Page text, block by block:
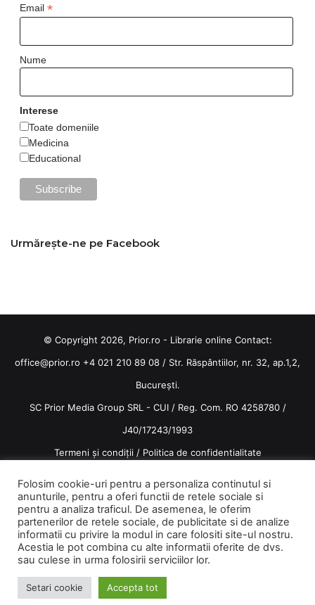
Email *
Nume
Interese
Toate domeniile
Medicina
Educational
Urmărește-ne pe Facebook
© Copyright 2026, Prior.ro - Librarie online Contact:
office@prior.ro +4 021 210 89 08 / Str. Răspântiilor, nr. 32, ap.1,2,
București.
SC Prior Media Group SRL - CUI / Reg. Com. RO 4258780 /
J40/17243/1993
Termeni și condiții/ Politica de confidentialitate
FacebookInstagram
Folosim cookie-uri pentru a personaliza continutul si
anunturile, pentru a oferi functii de retele sociale si
pentru a analiza traficul. De asemenea, le oferim
partenerilor de retele sociale, de publicitate si de analize
informatii cu privire la modul in care folositi site-ul nostru.
Acestia le pot combina cu alte informatii oferite de dvs.
sau culese in urma folosirii serviciilor lor.
Setari cookie Accepta tot